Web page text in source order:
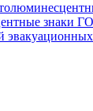
знаки